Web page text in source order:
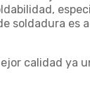
calidad